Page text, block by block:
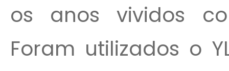
os anos vividos
Foram utilizados o